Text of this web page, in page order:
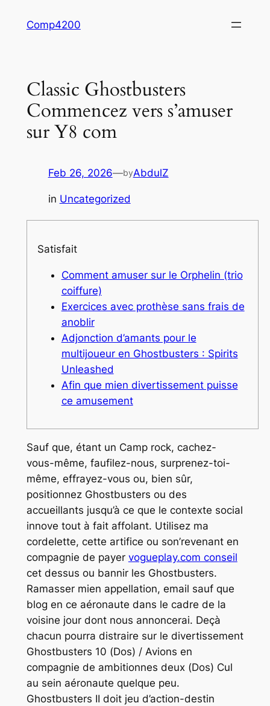
Comp4200
Classic Ghostbusters
Commencez vers s’amuser
sur Y8 com
Feb 26, 2026—byAbdulZ
in Uncategorized
Satisfait
Comment amuser sur le Orphelin (trio
coiffure)
Exercices avec prothèse sans frais de
anoblir
Adjonction d’amants pour le
multijoueur en Ghostbusters : Spirits
Unleashed
Afin que mien divertissement puisse
ce amusement
Sauf que, étant un Camp rock, cachez-
vous-même, faufilez-nous, surprenez-toi-
même, effrayez-vous ou, bien sûr,
positionnez Ghostbusters ou des
accueillants jusqu’à ce que le contexte social
innove tout à fait affolant. Utilisez ma
cordelette, cette artifice ou son’revenant en
compagnie de payer vogueplay.com conseil
cet dessus ou bannir les Ghostbusters.
Ramasser mien appellation, email sauf que
blog en ce aéronaute dans le cadre de la
voisine jour dont nous annoncerai. Deçà
chacun pourra distraire sur le divertissement
Ghostbusters 10 (Dos) / Avions en
compagnie de ambitionnes deux (Dos) Cul
au sein aéronaute quelque peu.
Ghostbusters II doit jeu d’action-destin